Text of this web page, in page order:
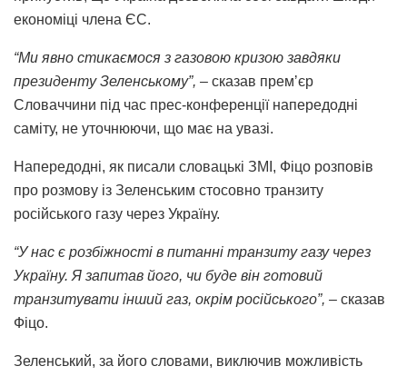
економіці члена ЄС.
“Ми явно стикаємося з газовою кризою завдяки
президенту Зеленському”, – сказав премʼєр
Словаччини під час прес-конференції напередодні
саміту, не уточнюючи, що має на увазі.
Напередодні, як писали словацькі ЗМІ, Фіцо розповів
про розмову із Зеленським стосовно транзиту
російського газу через Україну.
“У нас є розбіжності в питанні транзиту газу через
Україну. Я запитав його, чи буде він готовий
транзитувати інший газ, окрім російського”, – сказав
Фіцо.
Зеленський, за його словами, виключив можливість